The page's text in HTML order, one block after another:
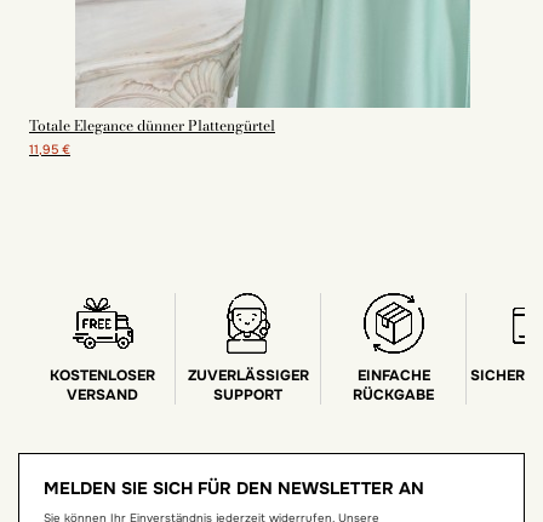
Totale Elegance dünner Plattengürtel
11,95 €
KOSTENLOSER
VERSAND
ZUVERLÄSSIGER
SUPPORT
EINFACHE
RÜCKGABE
SICHERE
MELDEN SIE SICH FÜR DEN NEWSLETTER AN
Sie können Ihr Einverständnis jederzeit widerrufen. Unsere